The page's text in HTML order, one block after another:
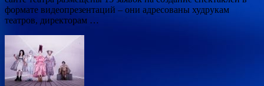
формате видеопрезентаций – они адресованы худрукам
театров, директорам …